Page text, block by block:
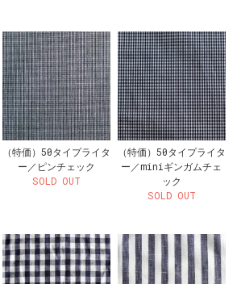
（特価）50タイプライタ
ー／ピンチェック
SOLD OUT
（特価）50タイプライタ
ー／miniギンガムチェ
ック
SOLD OUT